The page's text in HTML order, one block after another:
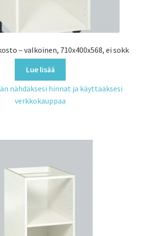
– valkoinen, 710x400x568, ei sokk
Lue lisää
nähdäksesi hinnat ja käyttääksesi
verkkokauppaa